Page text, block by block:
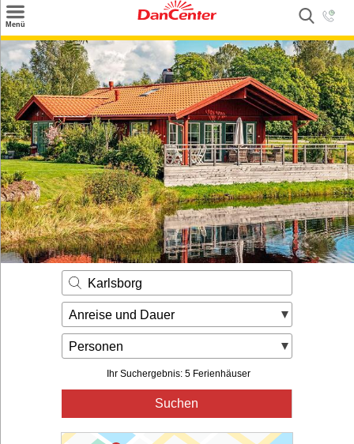
Menü
Suchen
Urlaubsziele
Weitere Urlaubsziele
Angebote
Inspiration
Kontakt
Gut zu wissen
Login
Karlsborg
Anreise und Dauer
Personen
Ihr Suchergebnis: 5 Ferienhäuser
Suchen